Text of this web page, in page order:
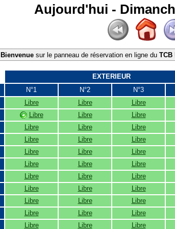
Aujourd'hui -
Bienvenue sur le panneau de réservation en ligne du TCB
EXTERIEUR
N°1
N°2 N°3
Libre Libre Libre
Libre Libre Libre
Libre Libre Libre
Libre Libre Libre
Libre Libre Libre
Libre Libre Libre
Libre Libre Libre
Libre Libre Libre
Libre Libre Libre
Libre Libre Libre
Libre Libre Libre